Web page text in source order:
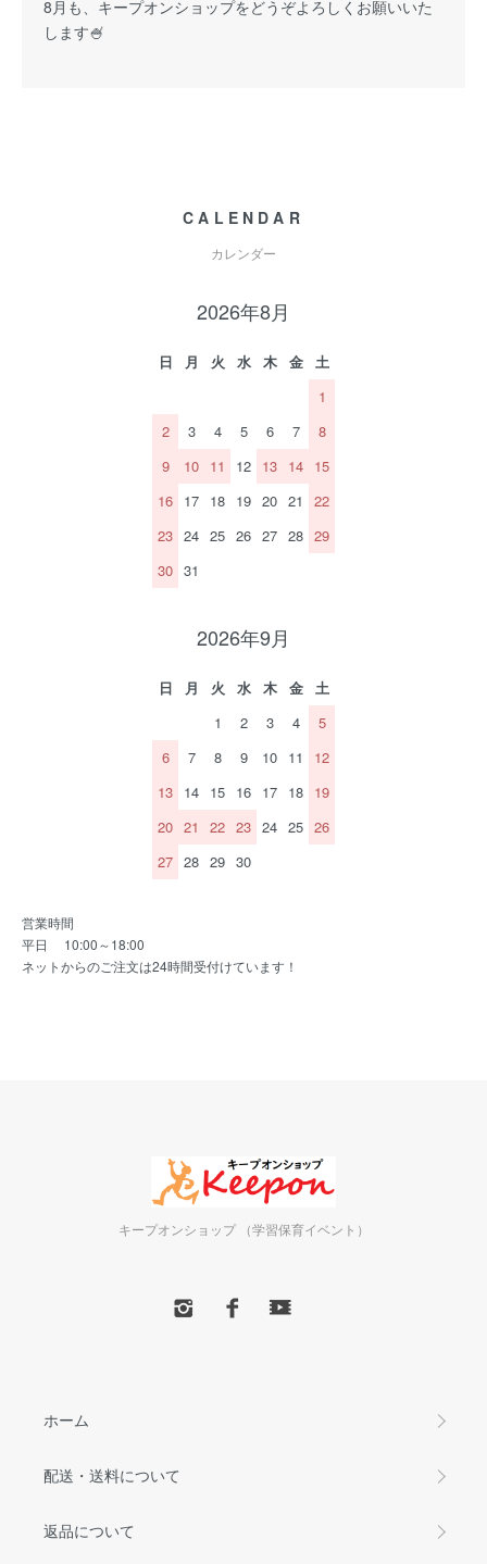
8月も、キープオンショップをどうぞよろしくお願いいた
します🍧
CALENDAR
カレンダー
2026年8月
日 月 火 水 木 金
土
1
2
3 4 5 6 7
8
9
10 11 12 13 14 15
16 17 18 19 20 21
22
23 24 25 26 27 28 29
30 31
2026年9月
日 月 火 水 木 金
土
1
2 3 4
5
6
7 8 9 10 11
12
13 14 15 16 17 18 19
20 21 22 23 24 25 26
27 28 29 30
営業時間
平日 10:00～18:00
ネットからのご注文は24時間受付けています！
キープオンショップ （学習保育イベント）
ホーム
配送・送料について
返品について